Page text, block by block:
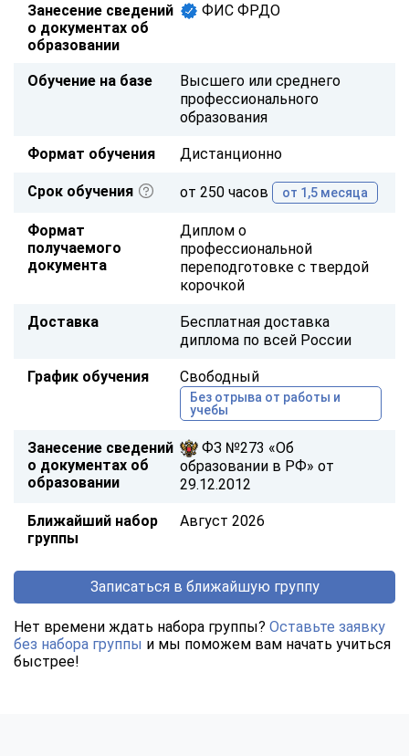
Занесение сведений
о документах об
образовании
ФИС ФРДО
Обучение на базе
Высшего или среднего
профессионального
образования
Формат обучения Дистанционно
Срок обучения от 250 часов от 1,5 месяца
Формат
получаемого
документа
Диплом о
профессиональной
переподготовке с твердой
корочкой
Доставка
Бесплатная доставка
диплома по всей России
График обучения Свободный
Без отрыва от работы и
учебы
Занесение сведений
о документах об
образовании
ФЗ №273 «Об
образовании в РФ» от
29.12.2012
Ближайший набор
группы
Август 2026
Записаться в ближайшую группу
Нет времени ждать набора группы? Оставьте заявку
без набора группы и мы поможем вам начать учиться
быстрее!